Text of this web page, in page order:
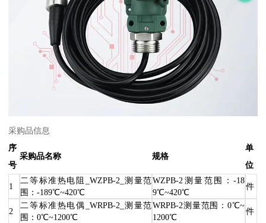
采购品信息
序
号
采购品名称 规格
单
位
1
二等标准热电阻_WZPB-2_测量范
围：-189℃~420℃
WZPB-2测量范围：-18
9℃~420℃
件
2
二等标准热电偶_WRPB-2_测量范
围：0℃~1200℃
WRPB-2测量范围：0℃~
1200℃
件